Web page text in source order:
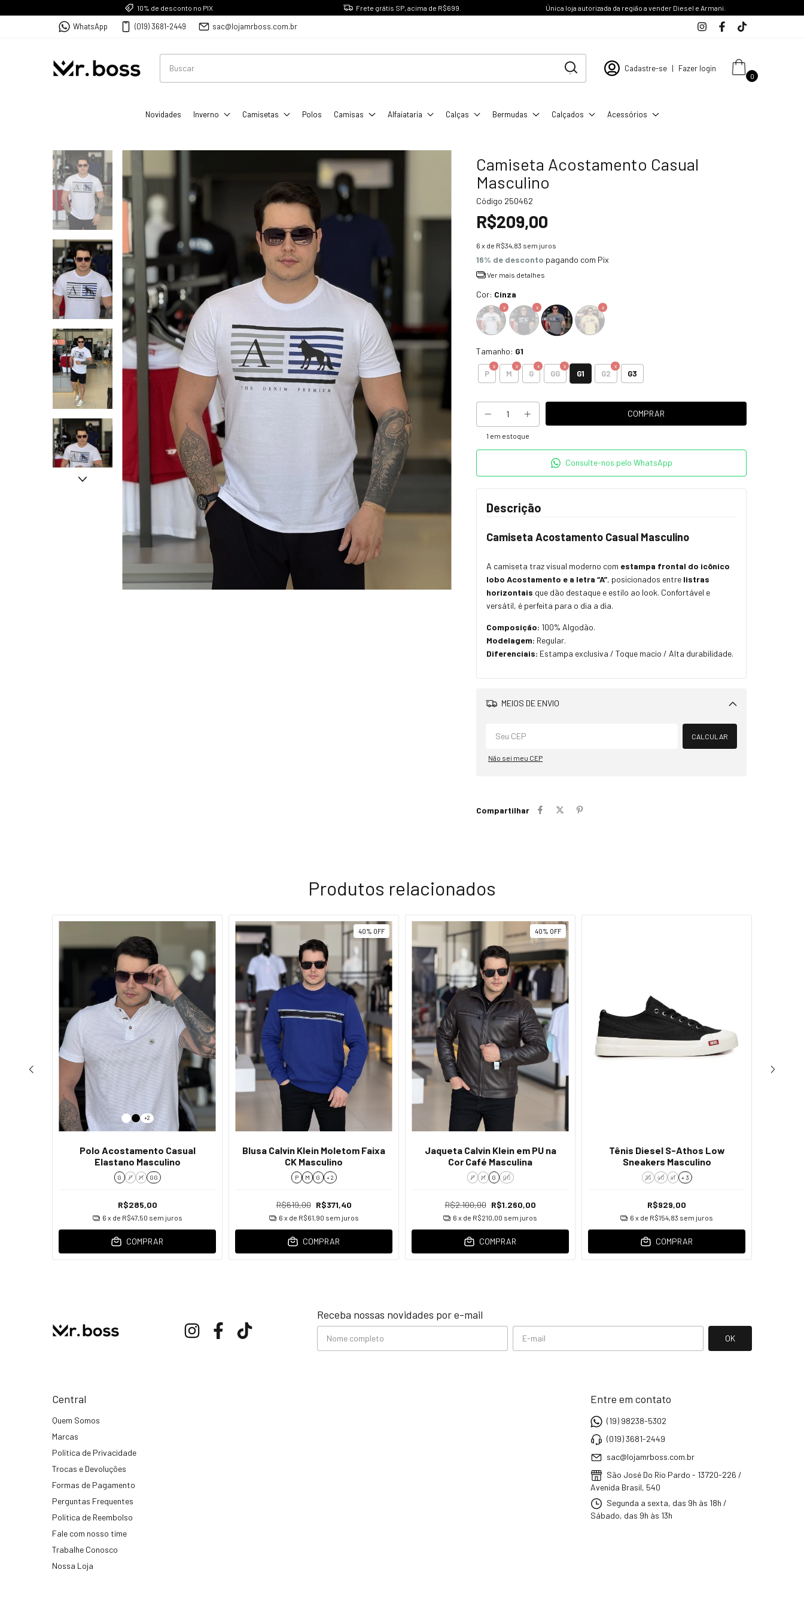
10% de desconto no PIX Frete grátis SP, acima de R$699. Única loja autorizada da região a vender Diesel e Armani.
WhatsApp (019) 3681-2449 sac@lojamrboss.com.br
Cadastre-se | Fazer login
0
Novidades Inverno Camisetas Polos Camisas Alfaiataria Calças Bermudas Calçados Acessórios
Camiseta Acostamento Casual
Masculino
Código 250462
R$209,00
6 x de R$34,83 sem juros
16% de desconto pagando com Pix
Ver mais detalhes
Cor: Cinza
Tamanho: G1
P M G GG G1 G2 G3
1 em estoque
Consulte-nos pelo WhatsApp
Descrição
Camiseta Acostamento Casual Masculino
A camiseta traz visual moderno com estampa frontal do icônico
lobo Acostamento e a letra “A”, posicionados entre listras
horizontais que dão destaque e estilo ao look. Confortável e
versátil, é perfeita para o dia a dia.
Composição: 100% Algodão.
Modelagem: Regular.
Diferenciais: Estampa exclusiva / Toque macio / Alta durabilidade.
MEIOS DE ENVIO
Alterar CEP
CALCULAR
Não sei meu CEP
Compartilhar
Produtos relacionados
+2
Polo Acostamento Casual
Elastano Masculino
G P M GG
R$285,00
6 x de R$47,50 sem juros
COMPRAR
40% OFF
Blusa Calvin Klein Moletom Faixa
CK Masculino
P M G + 2
R$619,00 R$371,40
6 x de R$61,90 sem juros
COMPRAR
40% OFF
Jaqueta Calvin Klein em PU na
Cor Café Masculina
P M G GG
R$2.100,00 R$1.260,00
6 x de R$210,00 sem juros
COMPRAR
Tênis Diesel S-Athos Low
Sneakers Masculino
39 40 41 + 3
R$929,00
6 x de R$154,83 sem juros
COMPRAR
Receba nossas novidades por e-mail
Central
Quem Somos
Marcas
Política de Privacidade
Trocas e Devoluções
Formas de Pagamento
Perguntas Frequentes
Política de Reembolso
Fale com nosso time
Trabalhe Conosco
Nossa Loja
Entre em contato
(19) 98238-5302
(019) 3681-2449
sac@lojamrboss.com.br
São José Do Rio Pardo - 13720-226 /
Avenida Brasil, 540
Segunda a sexta, das 9h às 18h /
Sábado, das 9h às 13h